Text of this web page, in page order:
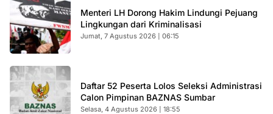
Menteri LH Dorong Hakim Lindungi Pejuang
Lingkungan dari Kriminalisasi
Jumat, 7 Agustus 2026 | 06:15
Daftar 52 Peserta Lolos Seleksi Administrasi
Calon Pimpinan BAZNAS Sumbar
Selasa, 4 Agustus 2026 | 18:55